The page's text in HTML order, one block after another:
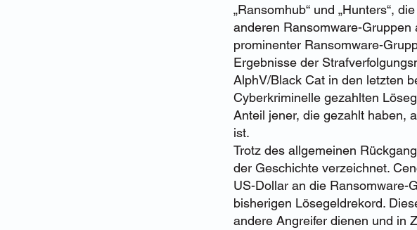
„Ransomhub“ und „Hunters“,
anderen Ransomware-
prominenter Ransomware-
Ergebnisse der
AlphV/Black Cat in den letzten
Cyberkriminelle gezahlten
Anteil jener, die gezahlt haben,
ist.
Trotz des allgemeinen
der Geschichte verzeichnet.
US-Dollar an die Ransomware-
bisherigen Lösegeldrekord.
andere Angreifer dienen und in